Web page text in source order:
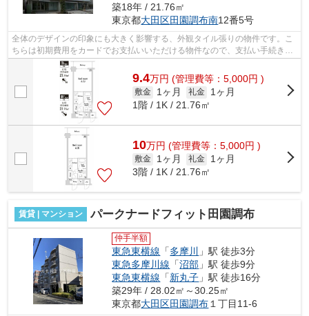
築18年 / 21.76㎡
東京都大田区田園調布南12番5号
全体のデザインの印象にも大きく影響する、外観タイル張りの物件です。こ
ちらは初期費用をカードでお支払いいただける物件なので、支払い手続きの
手間が省けます。こちらの物件はマン...
9.4万円 (管理費等：5,000円 )
敷金 1ヶ月 礼金
1ヶ月
1階 / 1K / 21.76㎡
10万円 (管理費等：5,000円 )
敷金 1ヶ月 礼金
1ヶ月
3階 / 1K / 21.76㎡
賃貸 | マンション パークナードフィット田園調布
仲手半額
東急東横線 「多摩川
」駅 徒歩3分
東急多摩川線 「沼部 」駅 徒歩9分
東急東横線 「新丸子 」駅 徒歩16分
築29年 / 28.02㎡～30.25㎡
東京都大田区田園調布 １丁目11-6